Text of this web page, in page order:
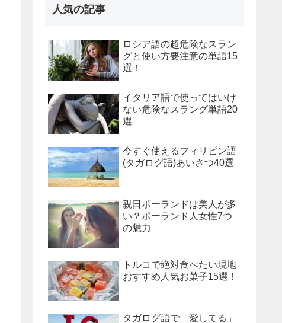
人気の記事
ロシア語の超危険なスラン
グと使い方要注意の単語15
選！
イタリア語で使ってはいけ
ない危険なスラング単語20
選
今すぐ使えるフィリピン語
(タガログ語)あいさつ40選
親日ポーランドは美人が多
い？ポーランド人女性7つ
の魅力
トルコで絶対食べたい現地
おすすめ人気お菓子15選！
タガログ語で「愛してる」